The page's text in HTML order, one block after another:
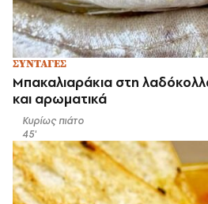
ΣΥΝΤΑΓΕΣ
Μπακαλιαράκια στη
και αρωματικά
Κυρίως πιάτο
45'